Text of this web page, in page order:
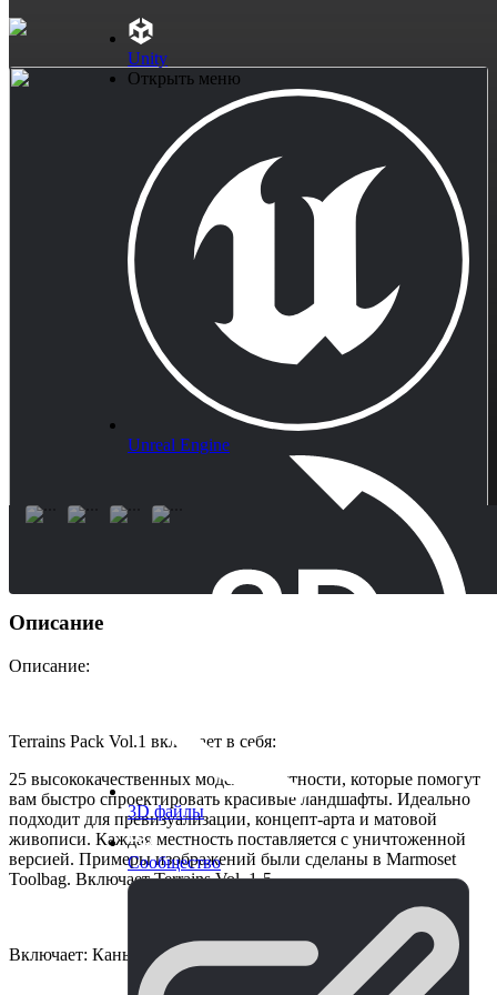
Unity
Открыть меню
Unreal Engine
3D файлы
Сообщество
Описание
Описание:
Terrains Pack Vol.1 включает в себя:
25 высококачественных моделей местности, которые помогут
вам быстро спроектировать красивые ландшафты. Идеально
подходит для превизуализации, концепт-арта и матовой
живописи. Каждая местность поставляется с уничтоженной
версией. Примеры изображений были сделаны в Marmoset
Toolbag. Включает Terrains Vol. 1-5.
Включает: Каньон, Вормленд, Гайя, Осирис, Блэйдхилл